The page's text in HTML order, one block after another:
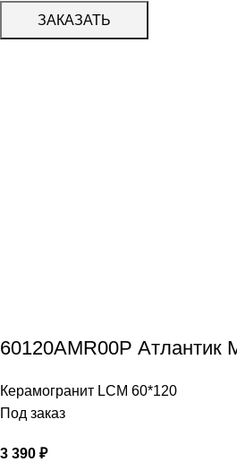
ЗАКАЗАТЬ
60120AMR00P Атлантик
Керамогранит LCM 60*120
Под заказ
3 390 ₽